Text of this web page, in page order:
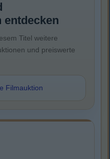
entdecken
Titel weitere
und preiswerte